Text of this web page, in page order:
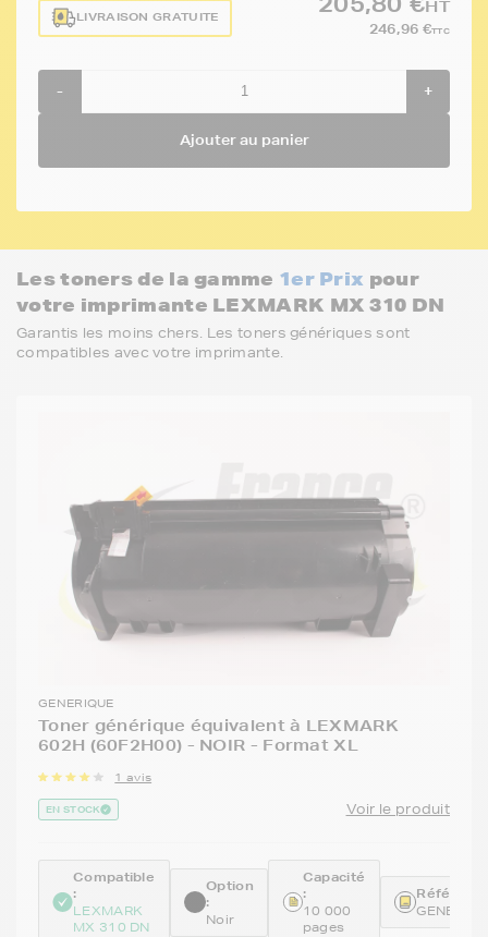
LIVRAISON GRATUITE
HT
246,96 €TTC
- +
Ajouter au panier
Les toners de la gamme 1er Prix pour
votre imprimante LEXMARK MX 310 DN
Garantis les moins chers. Les toners génériques sont
compatibles avec votre imprimante.
GENERIQUE
Toner générique équivalent à LEXMARK
602H (60F2H00) - NOIR - Format XL
1 avis
EN STOCK Voir le produit
Compatible
:
LEXMARK
MX 310 DN
Option
:
Noir
Capacité
:
10 000
pages